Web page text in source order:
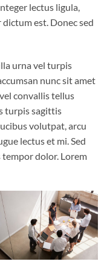
lectus ligula,
est. Donec sed
urna vel turpis
nunc sit amet
convallis tellus
turpis sagittis
volutpat, arcu
lectus et mi. Sed
dolor. Lorem